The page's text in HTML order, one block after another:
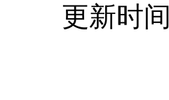
更新时间